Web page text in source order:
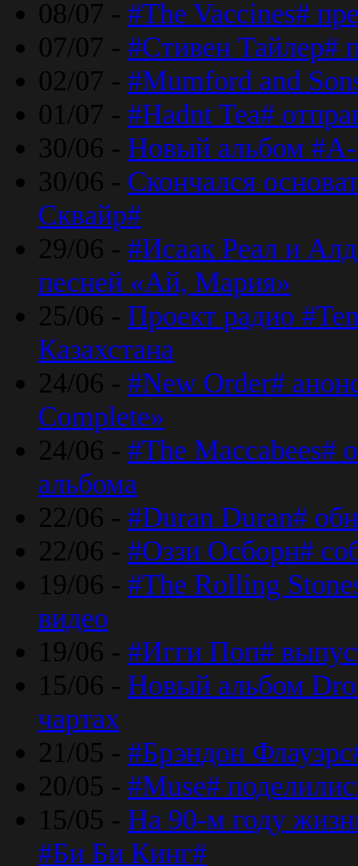
08/07 - #The Vaccines#
07/07 - #Стивен Тайлер#
02/07 - #Mumford and
01/07 - #Hadnt Tea#
30/06 - Новый альбом #A-
30/06 - Скончался
Сквайр#
29/06 - #Исаак Реал и
песней «Ай, Мария»
25/06 - Проект радио
Казахстана
24/06 - #New Order#
Complete»
24/06 - #The Maccabees#
альбома
22/06 - #Duran Duran#
22/06 - #Оззи Осборн#
19/06 - #The Rolling
видео
19/06 - #Игги Поп#
15/06 - Новый альбом
чартах
21/05 - #Брэндон
20/05 - #Muse#
15/05 - На 90-м году
#Би Би Кинг#